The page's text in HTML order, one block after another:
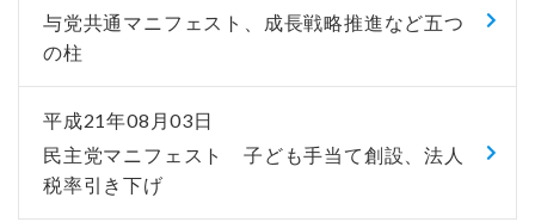
与党共通マニフェスト、成長戦略推進など五つ
の柱
平成21年08月03日
民主党マニフェスト 子ども手当て創設、法人
税率引き下げ